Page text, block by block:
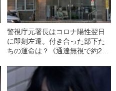
警視庁元署長はコロナ陽性翌日
に即刻左遷。付き合った部下た
ちの運命は？《通達無視で約20